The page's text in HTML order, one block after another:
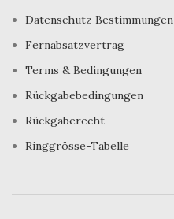
Datenschutz Bestimmungen
Fernabsatzvertrag
Terms & Bedingungen
Rückgabebedingungen
Rückgaberecht
Ringgrösse-Tabelle